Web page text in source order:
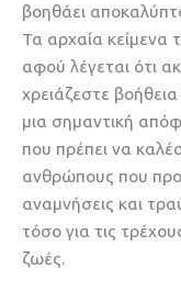
βοηθάει
Τα αρχαία κείμενα
αφού λέγεται ότι
χρειάζεστε
μια σημαντική
που πρέπει να
ανθρώπους που
αναμνήσεις και
τόσο για τις
ζωές.